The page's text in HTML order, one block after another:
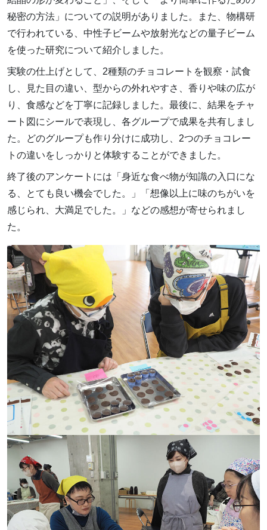
秘密の方法」についての説明がありました。また、物構研
で行われている、中性子ビームや放射光などの量子ビーム
を使った研究について紹介しました。
実験の仕上げとして、2種類のチョコレートを観察・試食
し、見た目の違い、型からの外れやすさ、香りや味の広が
り、食感などを丁寧に記録しました。最後に、結果をチャ
ート図にシールで表現し、各グループで成果を共有しまし
た。どのグループも作り分けに成功し、2つのチョコレー
トの違いをしっかりと体験することができました。
終了後のアンケートには「身近な食べ物が知識の入口にな
る、とても良い機会でした。」「想像以上に味のちがいを
感じられ、大満足でした。」などの感想が寄せられまし
た。